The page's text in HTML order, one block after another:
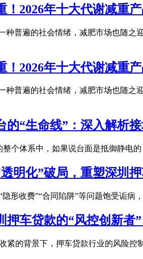
！2026年十大代谢减重
种普遍的社会情绪，减肥市场也随之
！2026年十大代谢减重
种普遍的社会情绪，减肥市场也随之
的“生命线”：深入解析
个体系中，如果说台面是抵御静电
明化”破局，重塑深圳
形收费”“合同陷阱”等问题饱受诟病
押车贷款的“风控创新者
紧的背景下，押车贷款行业的风险控